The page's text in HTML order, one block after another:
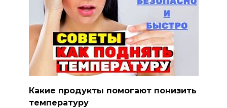
Какие продукты помогают понизить
температуру